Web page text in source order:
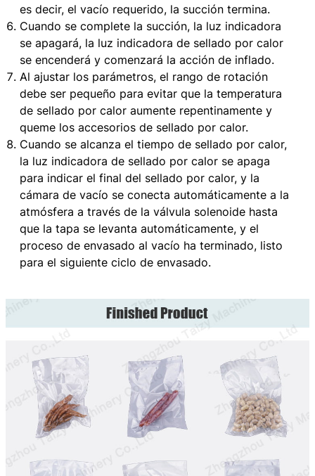
es decir, el vacío requerido, la succión termina.
Cuando se complete la succión, la luz indicadora
se apagará, la luz indicadora de sellado por calor
se encenderá y comenzará la acción de inflado.
Al ajustar los parámetros, el rango de rotación
debe ser pequeño para evitar que la temperatura
de sellado por calor aumente repentinamente y
queme los accesorios de sellado por calor.
Cuando se alcanza el tiempo de sellado por calor,
la luz indicadora de sellado por calor se apaga
para indicar el final del sellado por calor, y la
cámara de vacío se conecta automáticamente a la
atmósfera a través de la válvula solenoide hasta
que la tapa se levanta automáticamente, y el
proceso de envasado al vacío ha terminado, listo
para el siguiente ciclo de envasado.